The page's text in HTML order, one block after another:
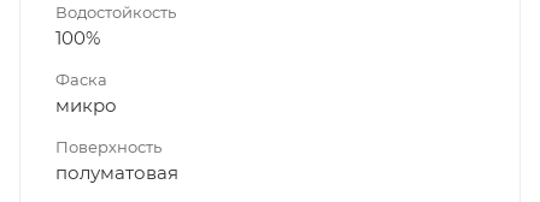
Водостойкость
100%
Фаска
микро
Поверхность
полуматовая